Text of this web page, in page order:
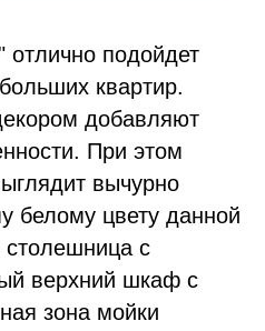
подойдет
квартир.
добавляют
При этом
вычурно
белому цвету данной
с
верхний шкаф с
зона мойки